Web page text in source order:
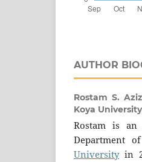
AUTHOR
Rostam S.
Koya
Rostam is an
Department
Universityin